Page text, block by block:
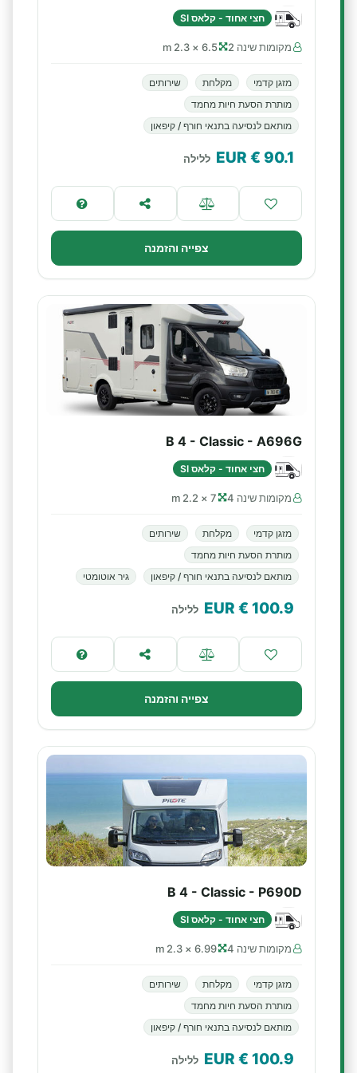
חצי אחוד - קלאס SI
מקומות שינה 2 6.5 × 2.3 m
מזגן קדמי מקלחת
שירותים
מותרת הסעת חיות מחמד
מותאם לנסיעה בתנאי חורף / קיפאון
90.1
€ EUR ללילה
צפייה והזמנה
B 4 - Classic - A696G
חצי אחוד - קלאס SI
מקומות שינה 4 7 × 2.2 m
מזגן קדמי מקלחת
שירותים
מותרת הסעת חיות מחמד
מותאם לנסיעה בתנאי חורף / קיפאון
גיר אוטומטי
100.9
€ EUR ללילה
צפייה והזמנה
B 4 - Classic - P690D
חצי אחוד - קלאס SI
מקומות שינה 4 6.99 × 2.3 m
מזגן קדמי מקלחת
שירותים
מותרת הסעת חיות מחמד
מותאם לנסיעה בתנאי חורף / קיפאון
100.9
€ EUR ללילה